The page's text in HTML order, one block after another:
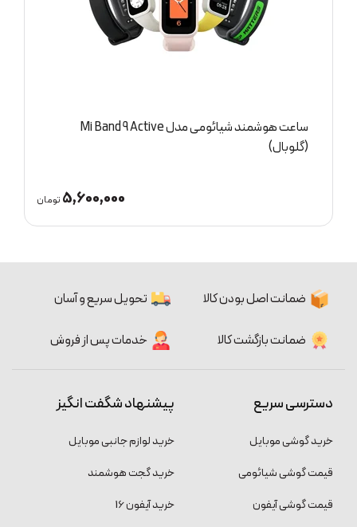
ساعت هوشمند شیائومی مدل Mi Band 9 Active
(گلوبال)
5,600,000 تومان
ضمانت اصل بودن کالا تحویل سریع و آسان
ضمانت بازگشت کالا خدمات پس از فروش
دسترسی سریع
خرید گوشی موبایل
قیمت گوشی شیائومی
قیمت گوشی آیفون
پیشنهاد شگفت انگیز
خرید لوازم جانبی موبایل
خرید گجت هوشمند
خرید آیفون 16